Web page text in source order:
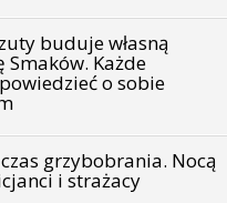
buduje własną
Każde
o sobie
grzybobrania. Nocą
i strażacy